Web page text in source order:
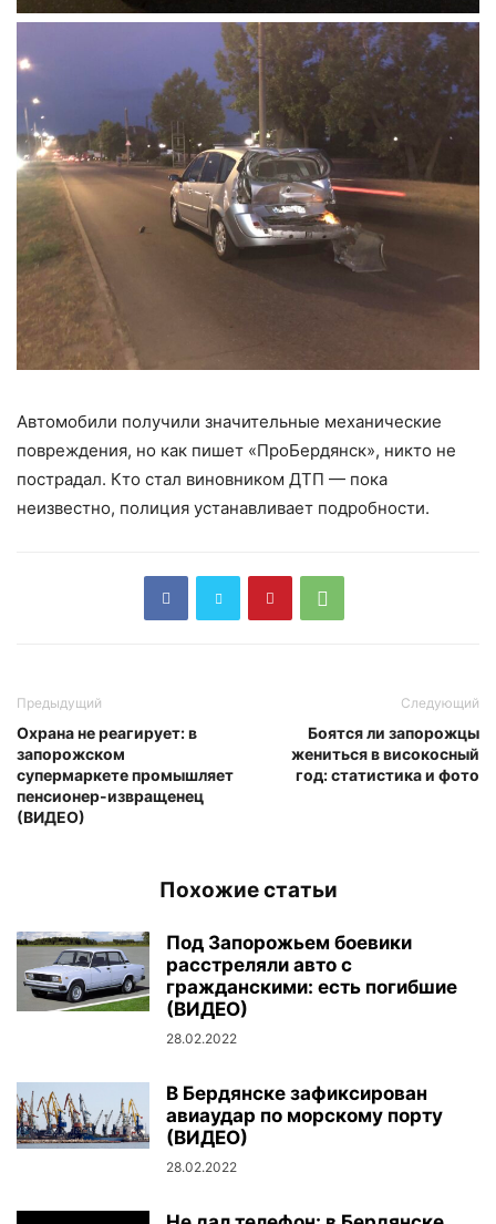
Автомобили получили значительные механические
повреждения, но как пишет «ПроБердянск», никто не
пострадал. Кто стал виновником ДТП — пока
неизвестно, полиция устанавливает подробности.
Предыдущий
Охрана не реагирует: в
запорожском
супермаркете промышляет
пенсионер-извращенец
(ВИДЕО)
Следующий
Боятся ли запорожцы
жениться в високосный
год: статистика и фото
Похожие статьи
Под Запорожьем боевики
расстреляли авто с
гражданскими: есть погибшие
(ВИДЕО)
28.02.2022
В Бердянске зафиксирован
авиаудар по морскому порту
(ВИДЕО)
28.02.2022